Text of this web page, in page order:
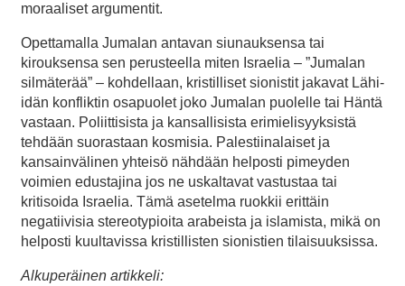
moraaliset argumentit.
Opettamalla Jumalan antavan siunauksensa tai
kirouksensa sen perusteella miten Israelia – ”Jumalan
silmäterää” – kohdellaan, kristilliset sionistit jakavat Lähi-
idän konfliktin osapuolet joko Jumalan puolelle tai Häntä
vastaan. Poliittisista ja kansallisista erimielisyyksistä
tehdään suorastaan kosmisia. Palestiinalaiset ja
kansainvälinen yhteisö nähdään helposti pimeyden
voimien edustajina jos ne uskaltavat vastustaa tai
kritisoida Israelia. Tämä asetelma ruokkii erittäin
negatiivisia stereotypioita arabeista ja islamista, mikä on
helposti kuultavissa kristillisten sionistien tilaisuuksissa.
Alkuperäinen artikkeli: